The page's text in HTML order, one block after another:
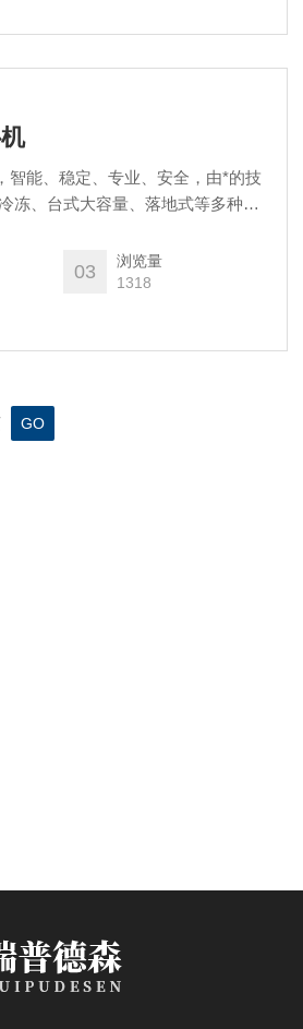
智能、稳定、专业、安全，由*的技
冻、台式大容量、落地式等多种机
校准等广泛的服务组合。
03
浏览量
1318